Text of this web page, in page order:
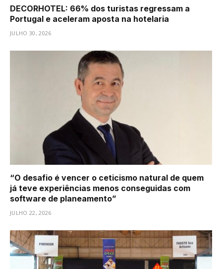
DECORHOTEL: 66% dos turistas regressam a
Portugal e aceleram aposta na hotelaria
JULHO 30, 2026
“O desafio é vencer o ceticismo natural de quem
já teve experiências menos conseguidas com
software de planeamento”
JULHO 22, 2026